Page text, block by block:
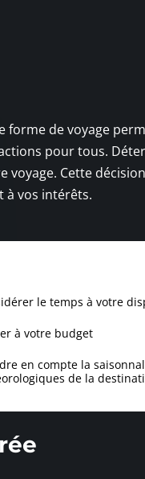
forme de voyage
pour tous.
Cette
à vos intérêts.
le temps à votre
à votre budget
en compte la
de la